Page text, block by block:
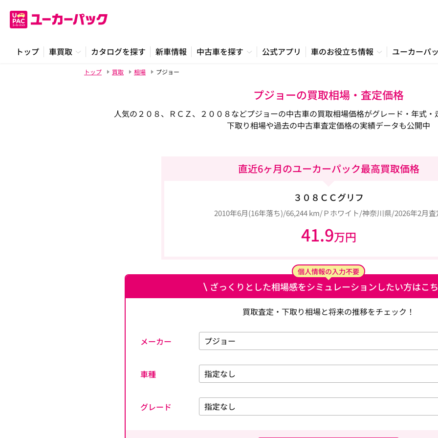
トップ 車買取 カタログを探す 新車情報 中古車を探す 公式アプリ 車のお役立ち情報 ユーカーパ
トップ 買取 相場 プジョー
プジョーの買取相場・査定価格
人気の２０８、ＲＣＺ、２００８などプジョーの中古車の買取相場価格がグレード・年式
下取り相場や過去の中古車査定価格の実績データも公開中
直近6ヶ月のユーカーパック最高買取価格
３０８ＣＣグリフ
2010年6月(16年落ち)/66,244 km/Ｐホワイト/神奈川県/2026年2月査
41.9万円
ざっくりとした相場感をシミュレーションしたい方はこ
個人情報の入力不要
買取査定・下取り相場と将来の推移をチェック！
メーカー
車種
グレード